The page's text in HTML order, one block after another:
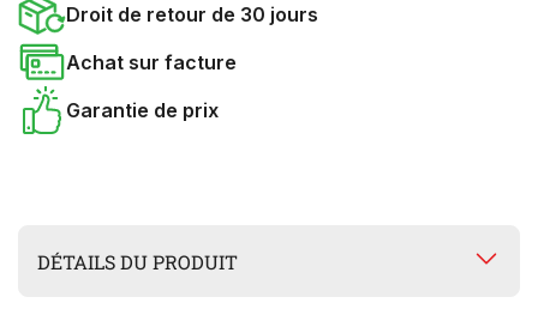
Droit de retour de 30 jours
Achat sur facture
Garantie de prix
DÉTAILS DU PRODUIT